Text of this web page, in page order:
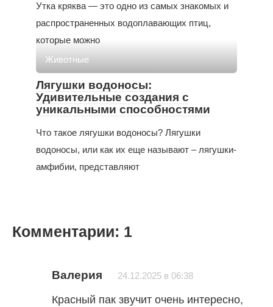
Утка кряква — это одно из самых знакомых и
распространенных водоплавающих птиц,
которые можно
Животные
Лягушки водоносы:
Удивительные создания с
уникальными способностями
Что такое лягушки водоносы? Лягушки
водоносы, или как их еще называют – лягушки-
амфибии, представляют
Комментарии: 1
Валерия 24.12.2025 в 06:38
Красный пак звучит очень интересно,